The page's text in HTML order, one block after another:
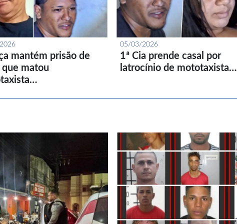
mantém prisão de
que matou
05/03/2026
1ª Cia prende casal por
latrocínio de mototaxista…